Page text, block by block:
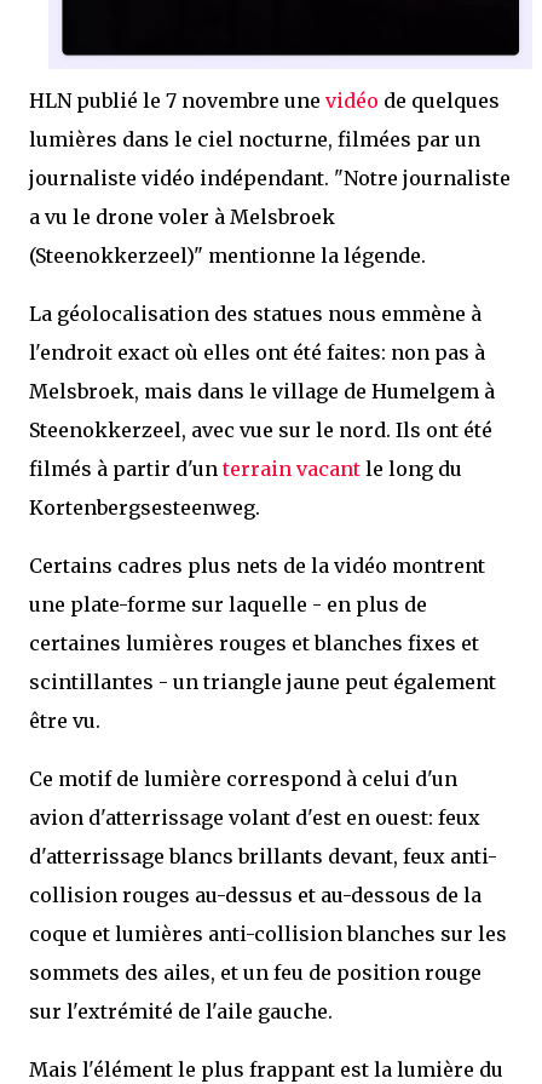
HLN publié le 7 novembre une vidéo de quelques
lumières dans le ciel nocturne, filmées par un
journaliste vidéo indépendant. "Notre journaliste
a vu le drone voler à Melsbroek
(Steenokkerzeel)" mentionne la légende.
La géolocalisation des statues nous emmène à
l'endroit exact où elles ont été faites: non pas à
Melsbroek, mais dans le village de Humelgem à
Steenokkerzeel, avec vue sur le nord. Ils ont été
filmés à partir d'unterrain vacant le long du
Kortenbergsesteenweg.
Certains cadres plus nets de la vidéo montrent
une plate-forme sur laquelle - en plus de
certaines lumières rouges et blanches fixes et
scintillantes - un triangle jaune peut également
être vu.
Ce motif de lumière correspond à celui d'un
avion d'atterrissage volant d'est en ouest: feux
d'atterrissage blancs brillants devant, feux anti-
collision rouges au-dessus et au-dessous de la
coque et lumières anti-collision blanches sur les
sommets des ailes, et un feu de position rouge
sur l'extrémité de l'aile gauche.
Mais l'élément le plus frappant est la lumière du